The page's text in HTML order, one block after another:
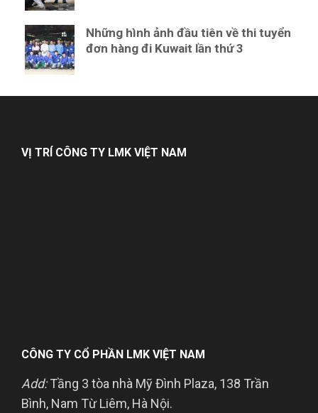
Những hình ảnh đầu tiên về thi tuyển
đơn hàng đi Kuwait lần thứ 3
VỊ TRÍ CÔNG TY LMK VIỆT NAM
CÔNG TY CỔ PHẦN LMK VIỆT NAM
Add:Tầng 3 tòa nhà Mỹ Đình Plaza, 138 Trần
Bình, Nam Từ Liêm, Hà Nội.